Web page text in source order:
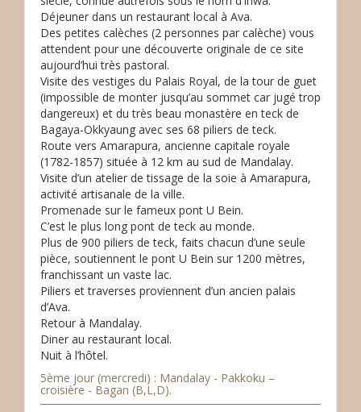
Déjeuner dans un restaurant local à Ava.
Des petites calèches (2 personnes par calèche) vous
attendent pour une découverte originale de ce site
aujourd’hui très pastoral.
Visite des vestiges du Palais Royal, de la tour de guet
(impossible de monter jusqu’au sommet car jugé trop
dangereux) et du très beau monastère en teck de
Bagaya-Okkyaung avec ses 68 piliers de teck.
Route vers Amarapura, ancienne capitale royale
(1782-1857) située à 12 km au sud de Mandalay.
Visite d’un atelier de tissage de la soie à Amarapura,
activité artisanale de la ville.
Promenade sur le fameux pont U Bein.
C’est le plus long pont de teck au monde.
Plus de 900 piliers de teck, faits chacun d’une seule
pièce, soutiennent le pont U Bein sur 1200 mètres,
franchissant un vaste lac.
Piliers et traverses proviennent d’un ancien palais
d’Ava.
Retour à Mandalay.
Diner au restaurant local.
Nuit à l’hôtel.
5ème jour (mercredi) : Mandalay - Pakkoku –
croisière - Bagan (B,L,D).